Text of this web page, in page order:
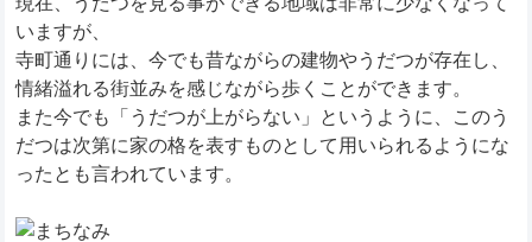
いますが、
寺町通りには、今でも昔ながらの建物やうだつが存在し、
情緒溢れる街並みを感じながら歩くことができます。
また今でも「うだつが上がらない」というように、このう
だつは次第に家の格を表すものとして用いられるようにな
ったとも言われています。